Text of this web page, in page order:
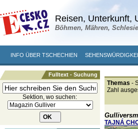
Reisen, Unterkunft,
Böhmen, Mähren,
INFO ÜBER TSCHECHIEN
Fulltext - Suchung
Sektion, wo suchen:
Themas -
Zahl
TAJNÁ